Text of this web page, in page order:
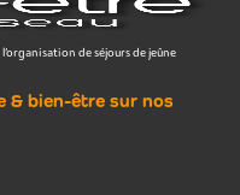
de séjours de jeûne
& bien-être sur nos